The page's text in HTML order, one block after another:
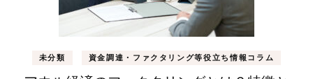
未分類 資金調達・ファクタリング等役立ち情報コラム